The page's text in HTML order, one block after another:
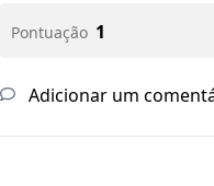
Pontuação 1
Adicionar um